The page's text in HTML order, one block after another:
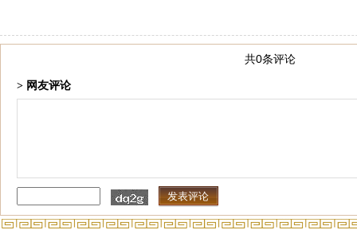
共0条评论
> 网友评论